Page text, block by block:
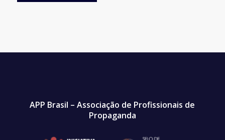
APP Brasil – Associação de Profissionais de
Propaganda